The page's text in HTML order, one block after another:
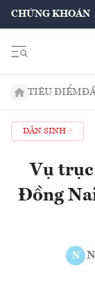
CHỨNG KHOÁN
TIÊU ĐIỂM
DÂN SINH
Vụ trục
Đồng
N